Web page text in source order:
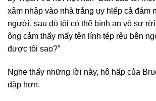
xâm nhập vào nhà trắng uy hϊếp cả đám
người, sau đó tôi có thể bình an vô sự
ông cảm thấy mấy tên lính tép rêu bên
được tôi sao?”
Nghe thấy những lời này, hô hấp của
dập hơn.